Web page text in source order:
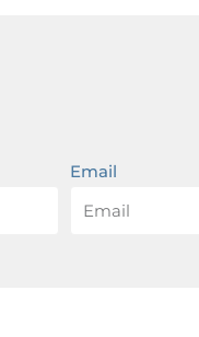
Email